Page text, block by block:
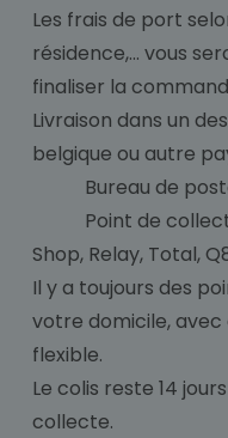
Les frais de port
résidence,... vous
finaliser la
Livraison dans un
belgique ou autre
Bureau de
Point de collecte
Shop, Relay, Total,
Il y a toujours des
votre domicile,
flexible.
Le colis reste 14
collecte.